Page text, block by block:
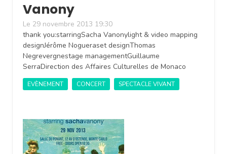
Vanony
Le 29 novembre 2013 19:30
thank you:starringSacha Vanonylight & video mapping
designJérôme Nogueraset designThomas
Negrevergnestage managementGuillaume
SerraDirection des Affaires Culturelles de Monaco
EVÈNEMENT CONCERT SPECTACLE VIVANT